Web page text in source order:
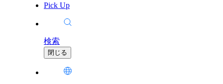
Pick Up
検索
閉じる